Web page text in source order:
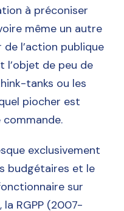
à préconiser
même un autre
l’action publique
l’objet de peu de
tanks ou les
piocher est
commande.
exclusivement
budgétaires et le
sur
RGPP (2007-